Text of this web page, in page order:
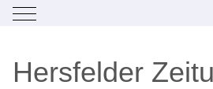
Mobile Menu Toggle
Hersfelder